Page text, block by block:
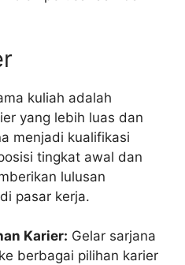
kuliah adalah
yang lebih luas dan
menjadi kualifikasi
tingkat awal dan
lulusan
pasar kerja.
Karier: Gelar sarjana
berbagai pilihan karier